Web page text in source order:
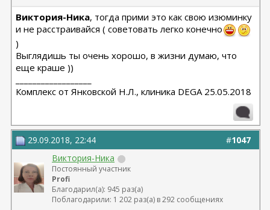
Виктория-Ника, тогда прими это как свою изюминку
и не расстраивайся ( советовать легко конечно
)
Выглядишь ты очень хорошо, в жизни думаю, что
еще краше ))
Комплекс от Янковской Н.Л., клиника DEGA 25.05.2018
#1047
29.09.2018, 22:44
Виктория-Ника
Постоянный участник
Profi
Благодарил(а): 945 раз(а)
Поблагодарили: 1 202 раз(а) в 292 сообщениях